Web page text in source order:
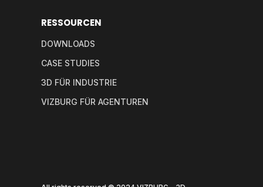
RESSOURCEN
DOWNLOADS
CASE STUDIES
3D FÜR INDUSTRIE
VIZBURG FÜR AGENTUREN